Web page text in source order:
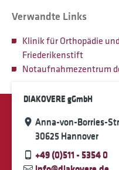
Verwandte Links
Klinik für Orthopädie
Friederikenstift
Notaufnahmezentrum
DIAKOVERE gGmbH
Anna-von-Borries-
30625 Hannover
+49 (0)511 - 5354 0